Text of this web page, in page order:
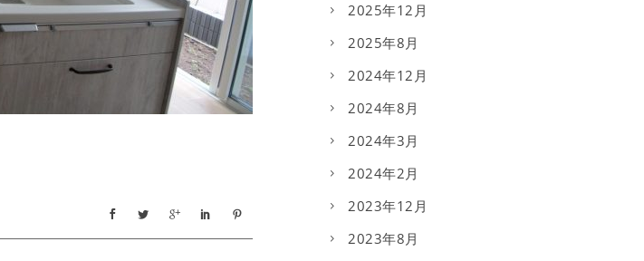
2025年12月
2025年8月
2024年12月
2024年8月
2024年3月
2024年2月
2023年12月
2023年8月